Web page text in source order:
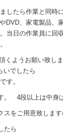
したら作業と同時
DVD、家電製品、
当日の作業員に回
ようお願い致しま
いでしたら
す。
。 4段以上は中身
をご用意致しま
たら